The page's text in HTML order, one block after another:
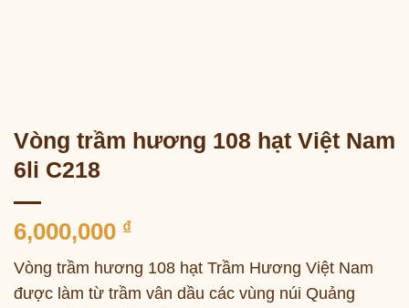
Vòng trầm hương 108 hạt Việt Nam
6li C218
6,000,000 ₫
Vòng trầm hương 108 hạt Trầm Hương Việt Nam
được làm từ trầm vân dầu các vùng núi Quảng